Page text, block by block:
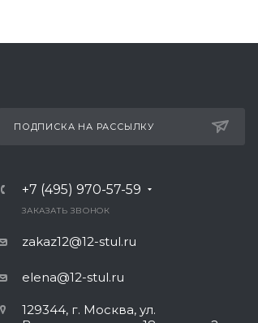
ПОДПИСКА НА РАССЫЛКУ
+7 (495) 970-57-59
ЗАКАЗАТЬ ЗВОНОК
zakaz12@12-stul.ru
elena@12-stul.ru
129344, г. Москва, ул.